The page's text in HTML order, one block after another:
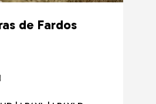
de Fardos